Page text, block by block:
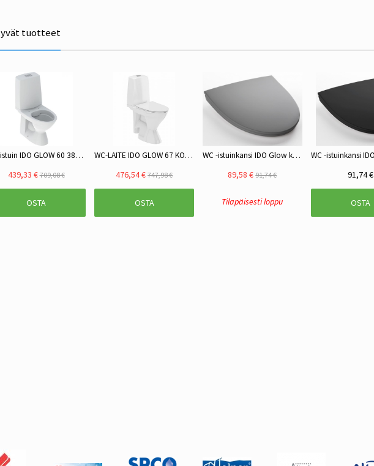
tuotteet
WC-istuin IDO GLOW 60 38260-01 kanneton rei-illä 2-H
439,33 € 709,08 €
OSTA
WC-LAITE IDO GLOW 67 KORKEA 38267-01, S-LUKKO 2-H
476,54 € 747,98 €
OSTA
WC -istuinkansi IDO Glow kova 91571 t.harmaa
89,58 € 91,74 €
Tilapäisesti loppu
91,74 €
OSTA